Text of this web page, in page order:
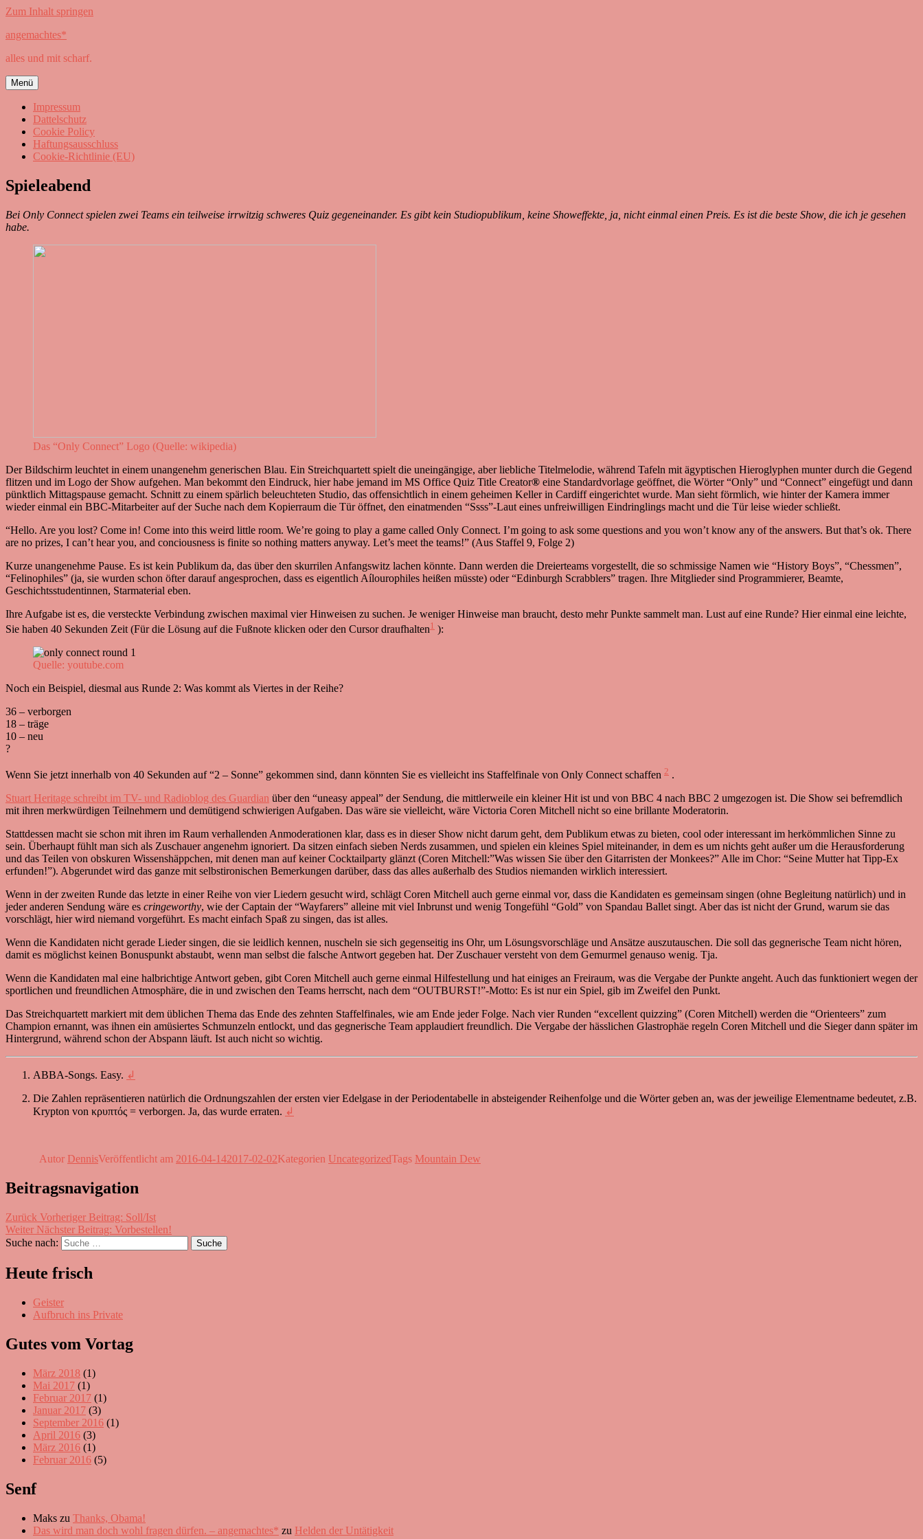
Zum Inhalt springen
angemachtes*
alles und mit scharf.
Menü
Impressum
Dattelschutz
Cookie Policy
Haftungsausschluss
Cookie-Richtlinie (EU)
Spieleabend
Bei Only Connect spielen zwei Teams ein teilweise irrwitzig schweres Quiz gegeneinander. Es gibt kein Studiopublikum, keine Showeffekte, ja, nicht einmal einen Preis. Es ist die beste Show, die ich je gesehen
habe.
Das “Only Connect” Logo (Quelle: wikipedia)
Der Bildschirm leuchtet in einem unangenehm generischen Blau. Ein Streichquartett spielt die uneingängige, aber liebliche Titelmelodie, während Tafeln mit ägyptischen Hieroglyphen munter durch die Gegend
flitzen und im Logo der Show aufgehen. Man bekommt den Eindruck, hier habe jemand im MS Office Quiz Title Creator® eine Standardvorlage geöffnet, die Wörter “Only” und “Connect” eingefügt und dann
pünktlich Mittagspause gemacht. Schnitt zu einem spärlich beleuchteten Studio, das offensichtlich in einem geheimen Keller in Cardiff eingerichtet wurde. Man sieht förmlich, wie hinter der Kamera immer
wieder einmal ein BBC-Mitarbeiter auf der Suche nach dem Kopierraum die Tür öffnet, den einatmenden “Ssss”-Laut eines unfreiwilligen Eindringlings macht und die Tür leise wieder schließt.
“Hello. Are you lost? Come in! Come into this weird little room. We’re going to play a game called Only Connect. I’m going to ask some questions and you won’t know any of the answers. But that’s ok. There
are no prizes, I can’t hear you, and conciousness is finite so nothing matters anyway. Let’s meet the teams!” (Aus Staffel 9, Folge 2)
Kurze unangenehme Pause. Es ist kein Publikum da, das über den skurrilen Anfangswitz lachen könnte. Dann werden die Dreierteams vorgestellt, die so schmissige Namen wie “History Boys”, “Chessmen”,
“Felinophiles” (ja, sie wurden schon öfter darauf angesprochen, dass es eigentlich Aílourophiles heißen müsste) oder “Edinburgh Scrabblers” tragen. Ihre Mitglieder sind Programmierer, Beamte,
Geschichtsstudentinnen, Starmaterial eben.
Ihre Aufgabe ist es, die versteckte Verbindung zwischen maximal vier Hinweisen zu suchen. Je weniger Hinweise man braucht, desto mehr Punkte sammelt man. Lust auf eine Runde? Hier einmal eine leichte,
Sie haben 40 Sekunden Zeit (Für die Lösung auf die Fußnote klicken oder den Cursor draufhalten1 ):
Quelle: youtube.com
Noch ein Beispiel, diesmal aus Runde 2: Was kommt als Viertes in der Reihe?
36 – verborgen
18 – träge
10 – neu
?
Wenn Sie jetzt innerhalb von 40 Sekunden auf “2 – Sonne” gekommen sind, dann könnten Sie es vielleicht ins Staffelfinale von Only Connect schaffen 2 .
Stuart Heritage schreibt im TV- und Radioblog des Guardian über den “uneasy appeal” der Sendung, die mittlerweile ein kleiner Hit ist und von BBC 4 nach BBC 2 umgezogen ist. Die Show sei befremdlich
mit ihren merkwürdigen Teilnehmern und demütigend schwierigen Aufgaben. Das wäre sie vielleicht, wäre Victoria Coren Mitchell nicht so eine brillante Moderatorin.
Stattdessen macht sie schon mit ihren im Raum verhallenden Anmoderationen klar, dass es in dieser Show nicht darum geht, dem Publikum etwas zu bieten, cool oder interessant im herkömmlichen Sinne zu
sein. Überhaupt fühlt man sich als Zuschauer angenehm ignoriert. Da sitzen einfach sieben Nerds zusammen, und spielen ein kleines Spiel miteinander, in dem es um nichts geht außer um die Herausforderung
und das Teilen von obskuren Wissenshäppchen, mit denen man auf keiner Cocktailparty glänzt (Coren Mitchell:”Was wissen Sie über den Gitarristen der Monkees?” Alle im Chor: “Seine Mutter hat Tipp-Ex
erfunden!”). Abgerundet wird das ganze mit selbstironischen Bemerkungen darüber, dass das alles außerhalb des Studios niemanden wirklich interessiert.
Wenn in der zweiten Runde das letzte in einer Reihe von vier Liedern gesucht wird, schlägt Coren Mitchell auch gerne einmal vor, dass die Kandidaten es gemeinsam singen (ohne Begleitung natürlich) und in
jeder anderen Sendung wäre es cringeworthy, wie der Captain der “Wayfarers” alleine mit viel Inbrunst und wenig Tongefühl “Gold” von Spandau Ballet singt. Aber das ist nicht der Grund, warum sie das
vorschlägt, hier wird niemand vorgeführt. Es macht einfach Spaß zu singen, das ist alles.
Wenn die Kandidaten nicht gerade Lieder singen, die sie leidlich kennen, nuscheln sie sich gegenseitig ins Ohr, um Lösungsvorschläge und Ansätze auszutauschen. Die soll das gegnerische Team nicht hören,
damit es möglichst keinen Bonuspunkt abstaubt, wenn man selbst die falsche Antwort gegeben hat. Der Zuschauer versteht von dem Gemurmel genauso wenig. Tja.
Wenn die Kandidaten mal eine halbrichtige Antwort geben, gibt Coren Mitchell auch gerne einmal Hilfestellung und hat einiges an Freiraum, was die Vergabe der Punkte angeht. Auch das funktioniert wegen der
sportlichen und freundlichen Atmosphäre, die in und zwischen den Teams herrscht, nach dem “OUTBURST!”-Motto: Es ist nur ein Spiel, gib im Zweifel den Punkt.
Das Streichquartett markiert mit dem üblichen Thema das Ende des zehnten Staffelfinales, wie am Ende jeder Folge. Nach vier Runden “excellent quizzing” (Coren Mitchell) werden die “Orienteers” zum
Champion ernannt, was ihnen ein amüsiertes Schmunzeln entlockt, und das gegnerische Team applaudiert freundlich. Die Vergabe der hässlichen Glastrophäe regeln Coren Mitchell und die Sieger dann später im
Hintergrund, während schon der Abspann läuft. Ist auch nicht so wichtig.
ABBA-Songs. Easy. ↲
Die Zahlen repräsentieren natürlich die Ordnungszahlen der ersten vier Edelgase in der Periodentabelle in absteigender Reihenfolge und die Wörter geben an, was der jeweilige Elementname bedeutet, z.B.
Krypton von κρυπτός = verborgen. Ja, das wurde erraten. ↲
Autor DennisVeröffentlicht am 2016-04-142017-02-02Kategorien UncategorizedTags Mountain Dew
Beitragsnavigation
Zurück Vorheriger Beitrag: Soll/Ist
Weiter Nächster Beitrag: Vorbestellen!
Suche nach:
Suche
Heute frisch
Geister
Aufbruch ins Private
Gutes vom Vortag
März 2018 (1)
Mai 2017 (1)
Februar 2017 (1)
Januar 2017 (3)
September 2016 (1)
April 2016 (3)
März 2016 (1)
Februar 2016 (5)
Senf
Maks zu Thanks, Obama!
Das wird man doch wohl fragen dürfen. – angemachtes* zu Helden der Untätigkeit